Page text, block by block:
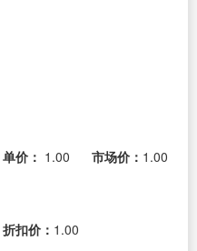
单价： 1.00 市场价： 1.00
折扣价： 1.00